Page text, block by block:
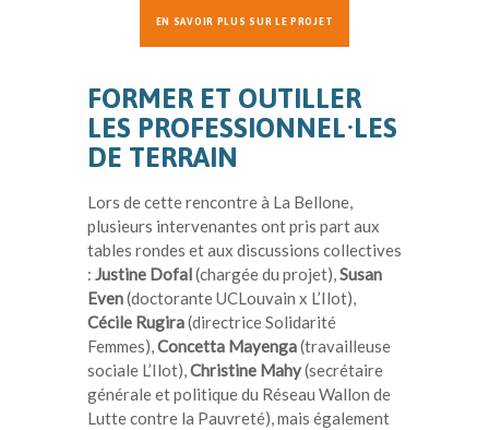
EN SAVOIR PLUS SUR LE PROJET
FORMER ET OUTILLER
LES PROFESSIONNEL·LES
DE TERRAIN
Lors de cette rencontre à La Bellone,
plusieurs intervenantes ont pris part aux
tables rondes et aux discussions collectives
: Justine Dofal(chargée du projet),Susan
Even(doctorante UCLouvain x L’Ilot),
Cécile Rugira(directriceSolidarité
Femmes),Concetta Mayenga(travailleuse
sociale L’Ilot),Christine Mahy(secrétaire
générale et politique du Réseau Wallon de
Lutte contre la Pauvreté), mais également